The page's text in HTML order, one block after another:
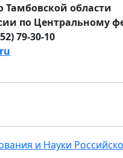
Тамбовской области
по Центральному
79-30-10